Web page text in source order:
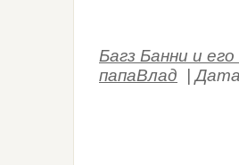
Багз Банни и его
папаВлад
|